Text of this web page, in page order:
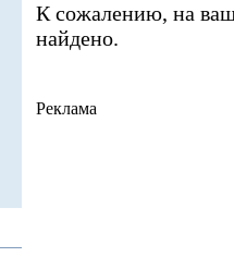
К сожалению, на
найдено.
Реклама